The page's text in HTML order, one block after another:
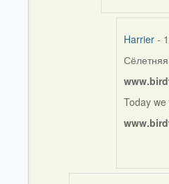
Harrier -
In
reply
to
by
Harrier
Today